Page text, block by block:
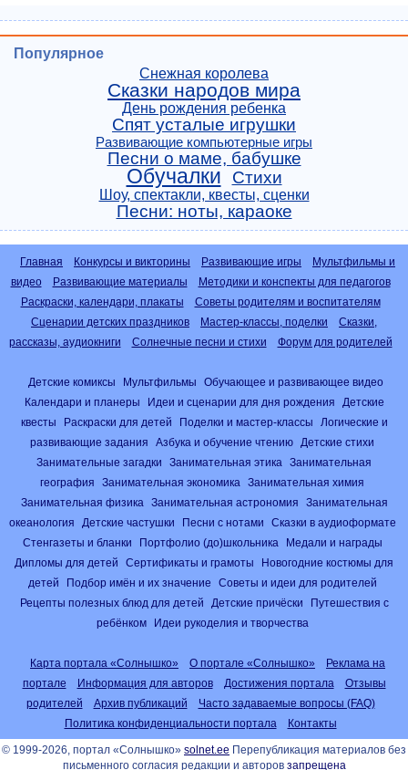
Популярное
Снежная королева
Сказки народов мира
День рождения ребенка
Спят усталые игрушки
Развивающие компьютерные игры
Песни о маме, бабушке
Обучалки Стихи
Шоу, спектакли, квесты, сценки
Песни: ноты, караоке
Главная Конкурсы и викторины Развивающие игры
Мультфильмы и
видео
Развивающие материалы
Методики и конспекты для педагогов
Раскраски, календари, плакаты
Советы родителям и воспитателям
Сценарии детских праздников
Мастер-классы, поделки
Сказки,
рассказы, аудиокниги
Солнечные песни и стихи Форум для родителей
Детские комиксы Мультфильмы
Обучающее и развивающее видео
Календари и планеры
Идеи и сценарии для дня рождения
Детские
квесты
Раскраски для детей Поделки и мастер-классы
Логические и
развивающие задания
Азбука и обучение чтению
Детские стихи
Занимательные загадки
Занимательная этика
Занимательная
география
Занимательная экономика
Занимательная химия
Занимательная физика
Занимательная астрономия
Занимательная
океанология
Детские частушки Песни с нотами
Сказки в аудиоформате
Стенгазеты и бланки
Портфолио (до)школьника
Медали и награды
Дипломы для детей
Сертификаты и грамоты
Новогодние костюмы для
детей
Подбор имён и их значение
Советы и идеи для родителей
Рецепты полезных блюд для детей
Детские причёски
Путешествия с
ребёнком
Идеи рукоделия и творчества
Карта портала «Солнышко» О портале «Солнышко»
Реклама на
портале
Информация для авторов Достижения портала
Отзывы
родителей
Архив публикаций
Часто задаваемые вопросы (FAQ)
Политика конфиденциальности портала
Контакты
© 1999-2026, портал «Солнышко» solnet.ee Перепубликация материалов без
письменного согласия редакции и авторов запрещена